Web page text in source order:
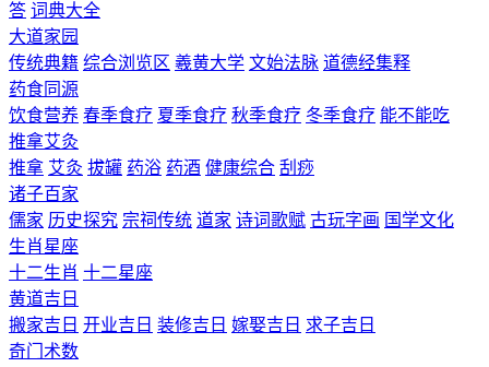
答 词典大全
大道家园
传统典籍 综合浏览区 羲黄大学 文始法脉 道德经集释
药食同源
饮食营养 春季食疗 夏季食疗 秋季食疗 冬季食疗 能不能吃
推拿艾灸
推拿 艾灸 拔罐 药浴 药酒 健康综合 刮痧
诸子百家
儒家 历史探究 宗祠传统 道家 诗词歌赋 古玩字画 国学文化
生肖星座
十二生肖 十二星座
黄道吉日
搬家吉日 开业吉日 装修吉日 嫁娶吉日 求子吉日
奇门术数